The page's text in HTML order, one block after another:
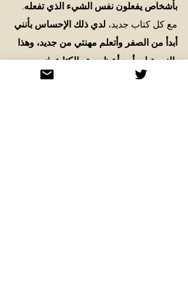
بأشخاص يفعلون نفس الشيء الذي تفعله.
مع كل كتاب جديد، لدي ذلك الإحساس بأنني
أبدأ من الصفر وأتعلم مهنتي من جديد، وهذا
بالنسبة لي أحد أعظم متع الكتابة. إنه
السبب الذي جعلني أشارك في